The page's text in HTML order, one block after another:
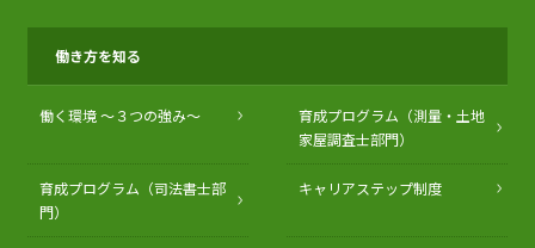
働き方を知る
働く環境 〜３つの強み〜
育成プログラム（測量・土地
家屋調査士部門）
育成プログラム（司法書士部
門）
キャリアステップ制度